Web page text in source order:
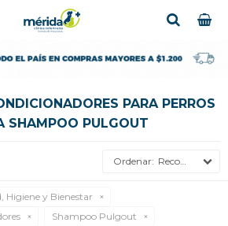
PARA PERROS
SHAMPOO PULGOUT
Recomendados
Higiene y Bienestar
Shampoo Pulgout